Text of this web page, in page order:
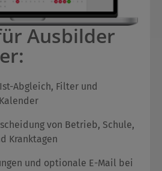
Ausbilder
Abgleich, Filter und
von Betrieb, Schule,
Kranktagen
und optionale E-Mail bei